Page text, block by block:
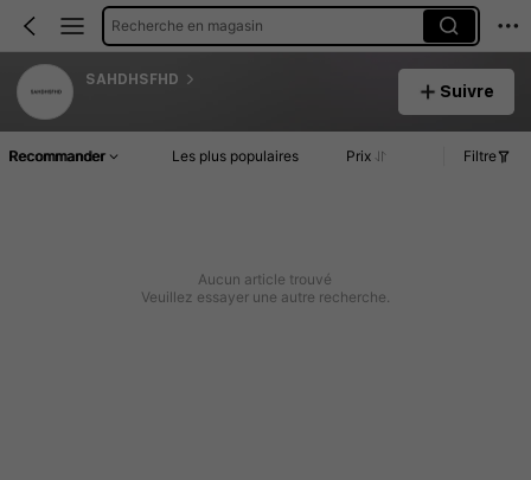
Recherche en magasin
SAHDHSFHD
Suivre
Recommander Les plus populaires Prix Filtre
Aucun article trouvé
Veuillez essayer une autre recherche.